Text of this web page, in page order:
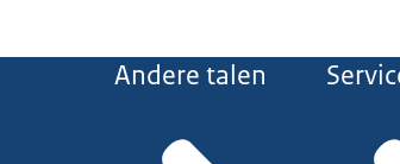
Andere talen